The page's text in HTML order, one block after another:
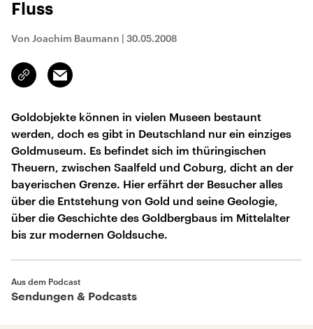
Fluss
Von Joachim Baumann | 30.05.2008
Link
kopieren/teilen
Email
Goldobjekte können in vielen Museen bestaunt
werden, doch es gibt in Deutschland nur ein einziges
Goldmuseum. Es befindet sich im thüringischen
Theuern, zwischen Saalfeld und Coburg, dicht an der
bayerischen Grenze. Hier erfährt der Besucher alles
über die Entstehung von Gold und seine Geologie,
über die Geschichte des Goldbergbaus im Mittelalter
bis zur modernen Goldsuche.
Aus dem Podcast
Sendungen & Podcasts